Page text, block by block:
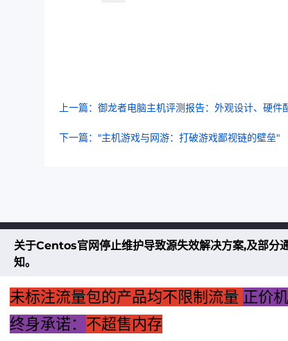
上一篇：御龙者电脑主机评测报告：外观设计、硬
下一篇："主机游戏与网游：打破游戏鄙视链的壁垒"
不大创造互联致力于以最 “绿色节能
了解更多
关于Centos官网停止维护导致源失效解决方案,及部分
知。
未标注流量包的产品均不限制流量 正价
终身承诺： 不超售内存